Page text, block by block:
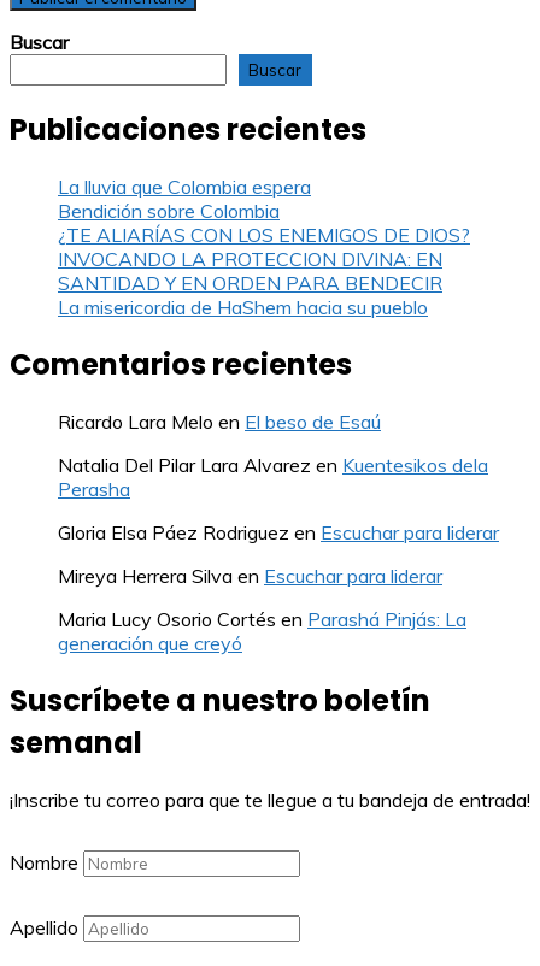
Buscar
Buscar
Publicaciones recientes
La lluvia que Colombia espera
Bendición sobre Colombia
¿TE ALIARÍAS CON LOS ENEMIGOS DE DIOS?
INVOCANDO LA PROTECCION DIVINA: EN
SANTIDAD Y EN ORDEN PARA BENDECIR
La misericordia de HaShem hacia su pueblo
Comentarios recientes
Ricardo Lara Melo en El beso de Esaú
Natalia Del Pilar Lara Alvarez en Kuentesikos dela
Perasha
Gloria Elsa Páez Rodriguez en Escuchar para liderar
Mireya Herrera Silva en Escuchar para liderar
Maria Lucy Osorio Cortés en Parashá Pinjás: La
generación que creyó
Suscríbete a nuestro boletín
semanal
¡Inscribe tu correo para que te llegue a tu bandeja de entrada!
Nombre
Apellido